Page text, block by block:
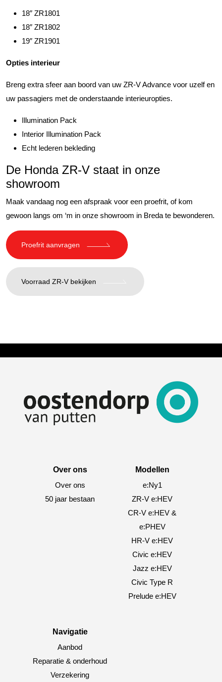
18″ ZR1801
18″ ZR1802
19″ ZR1901
Opties interieur
Breng extra sfeer aan boord van uw ZR-V Advance voor uzelf en
uw passagiers met de onderstaande interieuropties.
Illumination Pack
Interior Illumination Pack
Echt lederen bekleding
De Honda ZR-V staat in onze
showroom
Maak vandaag nog een afspraak voor een proefrit, of kom
gewoon langs om ‘m in onze showroom in Breda te bewonderen.
Proefrit aanvragen
Voorraad ZR-V bekijken
Over ons
Over ons
50 jaar bestaan
Modellen
e:Ny1
ZR-V e:HEV
CR-V e:HEV &
e:PHEV
HR-V e:HEV
Civic e:HEV
Jazz e:HEV
Civic Type R
Prelude e:HEV
Navigatie
Aanbod
Reparatie & onderhoud
Verzekering